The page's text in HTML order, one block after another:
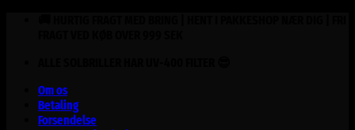
Om os
Betaling
Forsendelse